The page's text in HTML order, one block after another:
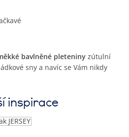
bavlněné pleteniny zútulní
sny a navíc se Vám nikdy
inspirace